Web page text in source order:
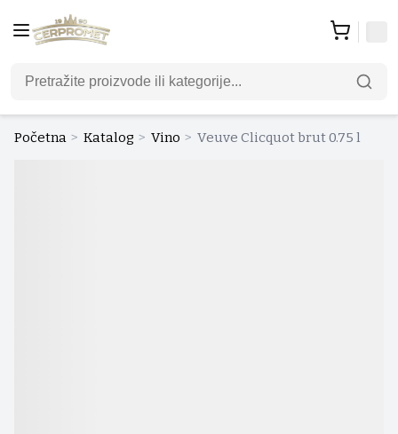
Početna > Katalog > Vino > Veuve Clicquot brut 0.75 l